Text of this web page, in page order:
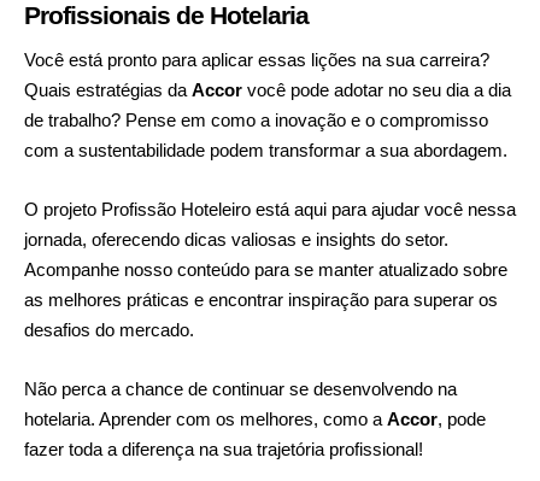
Profissionais de Hotelaria
Você está pronto para aplicar essas lições na sua carreira?
Quais estratégias da Accor você pode adotar no seu dia a dia
de trabalho? Pense em como a inovação e o compromisso
com a sustentabilidade podem transformar a sua abordagem.
O projeto Profissão Hoteleiro está aqui para ajudar você nessa
jornada, oferecendo dicas valiosas e insights do setor.
Acompanhe nosso conteúdo para se manter atualizado sobre
as melhores práticas e encontrar inspiração para superar os
desafios do mercado.
Não perca a chance de continuar se desenvolvendo na
hotelaria. Aprender com os melhores, como a Accor, pode
fazer toda a diferença na sua trajetória profissional!